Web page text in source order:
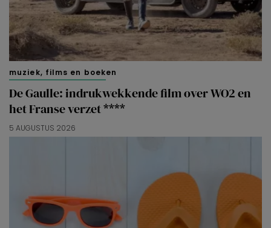
muziek, films en boeken
De Gaulle: indrukwekkende film over WO2 en
het Franse verzet ****
5 AUGUSTUS 2026